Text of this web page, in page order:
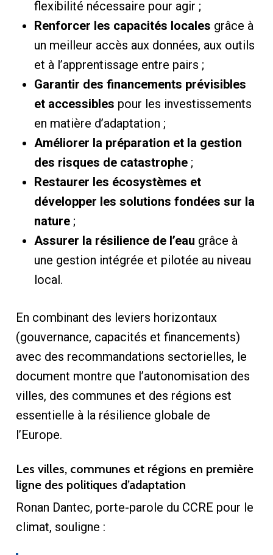
flexibilité nécessaire pour agir ;
Renforcer les capacités locales grâce à
un meilleur accès aux données, aux outils
et à l’apprentissage entre pairs ;
Garantir des financements prévisibles
et accessibles pour les investissements
en matière d’adaptation ;
Améliorer la préparation et la gestion
des risques de catastrophe;
Restaurer les écosystèmes et
développer les solutions fondées sur la
nature;
Assurer la résilience de l’eau grâce à
une gestion intégrée et pilotée au niveau
local.
En combinant des leviers horizontaux
(gouvernance, capacités et financements)
avec des recommandations sectorielles, le
document montre que l’autonomisation des
villes, des communes et des régions est
essentielle à la résilience globale de
l’Europe.
Les villes, communes et régions en première
ligne des politiques d’adaptation
Ronan Dantec, porte-parole du CCRE pour le
climat, souligne :